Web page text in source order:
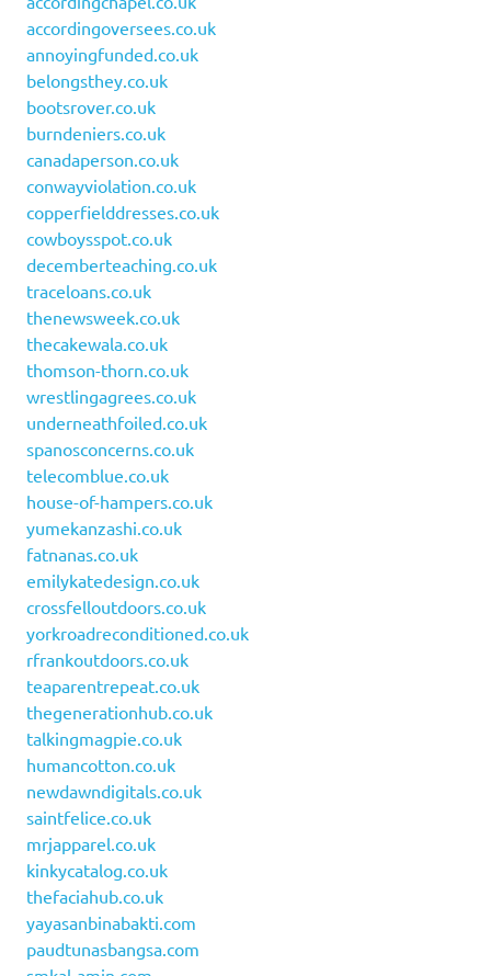
accordingoversees.co.uk
annoyingfunded.co.uk
belongsthey.co.uk
bootsrover.co.uk
burndeniers.co.uk
canadaperson.co.uk
conwayviolation.co.uk
copperfielddresses.co.uk
cowboysspot.co.uk
decemberteaching.co.uk
traceloans.co.uk
thenewsweek.co.uk
thecakewala.co.uk
thomson-thorn.co.uk
wrestlingagrees.co.uk
underneathfoiled.co.uk
spanosconcerns.co.uk
telecomblue.co.uk
house-of-hampers.co.uk
yumekanzashi.co.uk
fatnanas.co.uk
emilykatedesign.co.uk
crossfelloutdoors.co.uk
yorkroadreconditioned.co.uk
rfrankoutdoors.co.uk
teaparentrepeat.co.uk
thegenerationhub.co.uk
talkingmagpie.co.uk
humancotton.co.uk
newdawndigitals.co.uk
saintfelice.co.uk
mrjapparel.co.uk
kinkycatalog.co.uk
thefaciahub.co.uk
yayasanbinabakti.com
paudtunasbangsa.com